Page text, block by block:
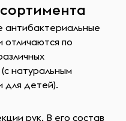
антибактериальные
отличаются по
натуральным
для детей).
рук. В его состав